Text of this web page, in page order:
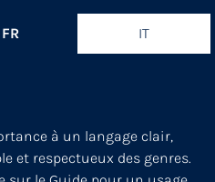
FR IT
à un langage clair,
et respectueux des genres.